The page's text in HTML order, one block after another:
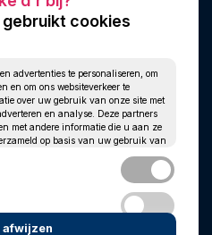
cookies
advertenties te personaliseren, om
en om ons websiteverkeer te
over uw gebruik van onze site met
en analyse. Deze partners
met andere informatie die u aan ze
op basis van uw gebruik van
afwijzen